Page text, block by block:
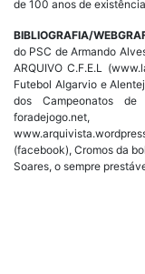
de 100 anos de
BIBLIOGRAFIA/
do PSC de Armando
ARQUIVO C.F.E.L
Futebol Algarvio e
dos Campeonatos
foradejogo.net,
(facebook), Cromos da
Soares, o sempre